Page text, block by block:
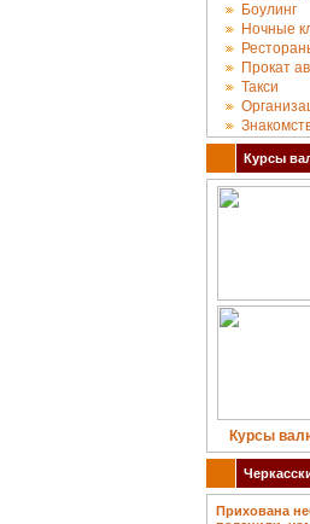
Боулинг
Ночные
Прокат
Такси
Курсы
Курсы
Прихована